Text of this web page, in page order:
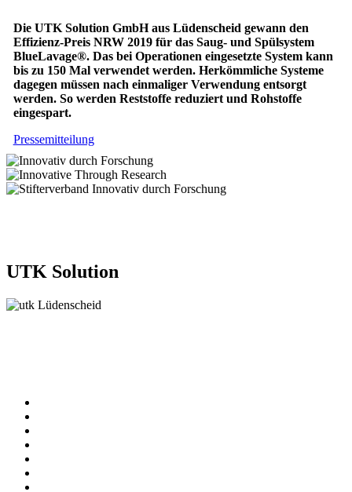
Die UTK Solution GmbH aus Lüdenscheid gewann den
Effizienz-Preis NRW 2019 für das Saug- und Spülsystem
BlueLavage®. Das bei Operationen eingesetzte System kann
bis zu 150 Mal verwendet werden. Herkömmliche Systeme
dagegen müssen nach einmaliger Verwendung entsorgt
werden. So werden Reststoffe reduziert und Rohstoffe
eingespart.
Pressemitteilung
UTK Solution